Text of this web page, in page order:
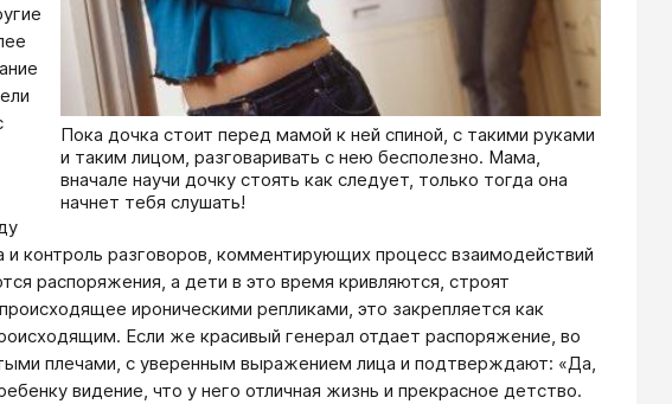
Пока дочка стоит перед мамой к ней спиной, с такими руками
и таким лицом, разговаривать с нею бесполезно. Мама,
вначале научи дочку стоять как следует, только тогда она
начнет тебя слушать!
и контроль разговоров, комментирующих процесс взаимодействий
распоряжения, а дети в это время кривляются, строят
ироническими репликами, это закрепляется как
Если же красивый генерал отдает распоряжение, во
плечами, с уверенным выражением лица и подтверждают: «Да,
видение, что у него отличная жизнь и прекрасное детство.